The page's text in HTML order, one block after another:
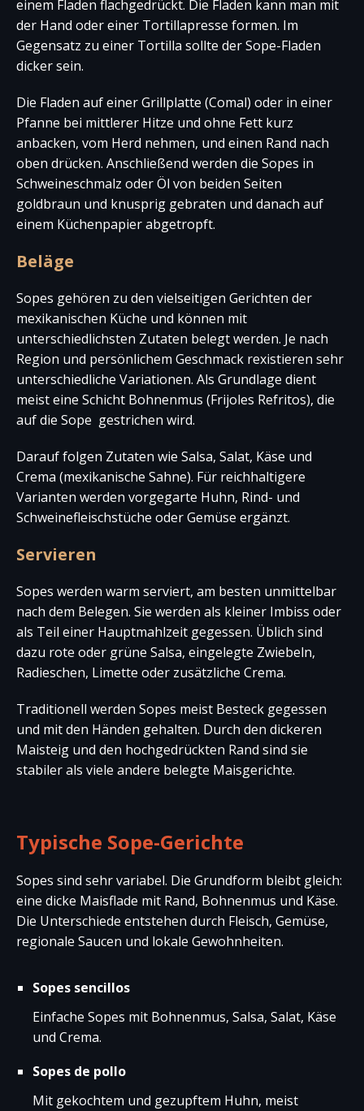
einem Fladen flachgedrückt. Die Fladen kann man mit
der Hand oder einer Tortillapresse formen. Im
Gegensatz zu einer Tortilla sollte der Sope-Fladen
dicker sein.
Die Fladen auf einer Grillplatte (Comal) oder in einer
Pfanne bei mittlerer Hitze und ohne Fett kurz
anbacken, vom Herd nehmen, und einen Rand nach
oben drücken. Anschließend werden die Sopes in
Schweineschmalz oder Öl von beiden Seiten
goldbraun und knusprig gebraten und danach auf
einem Küchenpapier abgetropft.
Beläge
Sopes gehören zu den vielseitigen Gerichten der
mexikanischen Küche und können mit
unterschiedlichsten Zutaten belegt werden. Je nach
Region und persönlichem Geschmack rexistieren sehr
unterschiedliche Variationen. Als Grundlage dient
meist eine Schicht Bohnenmus (Frijoles Refritos), die
auf die Sope gestrichen wird.
Darauf folgen Zutaten wie Salsa, Salat, Käse und
Crema (mexikanische Sahne). Für reichhaltigere
Varianten werden vorgegarte Huhn, Rind- und
Schweinefleischstüche oder Gemüse ergänzt.
Servieren
Sopes werden warm serviert, am besten unmittelbar
nach dem Belegen. Sie werden als kleiner Imbiss oder
als Teil einer Hauptmahlzeit gegessen. Üblich sind
dazu rote oder grüne Salsa, eingelegte Zwiebeln,
Radieschen, Limette oder zusätzliche Crema.
Traditionell werden Sopes meist Besteck gegessen
und mit den Händen gehalten. Durch den dickeren
Maisteig und den hochgedrückten Rand sind sie
stabiler als viele andere belegte Maisgerichte.
Typische Sope-Gerichte
Sopes sind sehr variabel. Die Grundform bleibt gleich:
eine dicke Maisflade mit Rand, Bohnenmus und Käse.
Die Unterschiede entstehen durch Fleisch, Gemüse,
regionale Saucen und lokale Gewohnheiten.
Sopes sencillos
Einfache Sopes mit Bohnenmus, Salsa, Salat, Käse
und Crema.
Sopes de pollo
Mit gekochtem und gezupftem Huhn, meist